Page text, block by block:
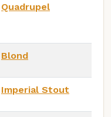
Quadrupel
Blond
Imperial Stout